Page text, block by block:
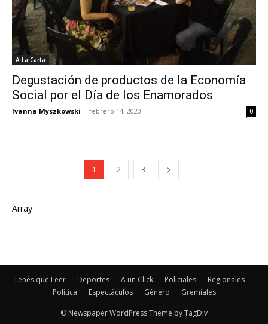
A La Carta
Degustación de productos de la Economía
Social por el Día de los Enamorados
Ivanna Myszkowski - febrero 14, 2020 0
1 2 3
Array
Tenés que Leer Deportes A un Click Policiales
Regionales
Política
Espectáculos Género Gremiales
© Newspaper WordPress Theme by TagDiv